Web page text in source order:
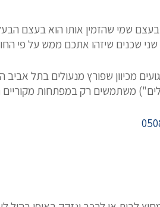
שמי שהזמין אותו הוא בעצם
שכנים שיזהו אתכם ממש על פי
מכיוון שפורץ מנעולים בתל
משתמשים רק במפתחות מקוריים